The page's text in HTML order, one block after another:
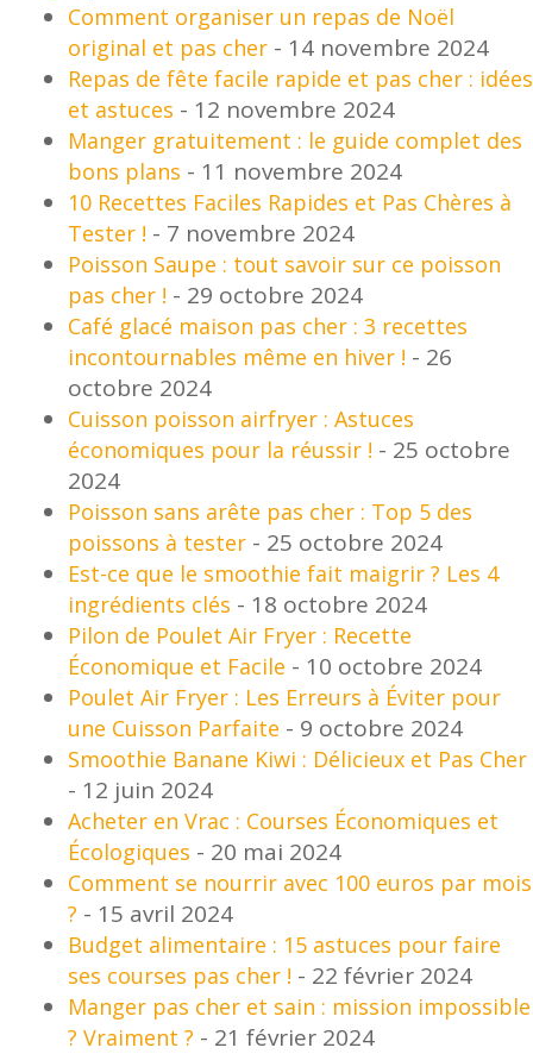
Comment organiser un repas de Noël
original et pas cher - 14 novembre 2024
Repas de fête facile rapide et pas cher : idées
et astuces - 12 novembre 2024
Manger gratuitement : le guide complet des
bons plans - 11 novembre 2024
10 Recettes Faciles Rapides et Pas Chères à
Tester ! - 7 novembre 2024
Poisson Saupe : tout savoir sur ce poisson
pas cher ! - 29 octobre 2024
Café glacé maison pas cher : 3 recettes
incontournables même en hiver ! - 26
octobre 2024
Cuisson poisson airfryer : Astuces
économiques pour la réussir ! - 25 octobre
2024
Poisson sans arête pas cher : Top 5 des
poissons à tester - 25 octobre 2024
Est-ce que le smoothie fait maigrir ? Les 4
ingrédients clés - 18 octobre 2024
Pilon de Poulet Air Fryer : Recette
Économique et Facile - 10 octobre 2024
Poulet Air Fryer : Les Erreurs à Éviter pour
une Cuisson Parfaite - 9 octobre 2024
Smoothie Banane Kiwi : Délicieux et Pas Cher
- 12 juin 2024
Acheter en Vrac : Courses Économiques et
Écologiques - 20 mai 2024
Comment se nourrir avec 100 euros par mois
? - 15 avril 2024
Budget alimentaire : 15 astuces pour faire
ses courses pas cher ! - 22 février 2024
Manger pas cher et sain : mission impossible
? Vraiment ? - 21 février 2024